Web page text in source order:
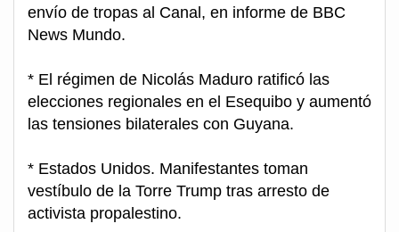
envío de tropas al Canal, en informe de BBC
News Mundo.
* El régimen de Nicolás Maduro ratificó las
elecciones regionales en el Esequibo y aumentó
las tensiones bilaterales con Guyana.
* Estados Unidos. Manifestantes toman
vestíbulo de la Torre Trump tras arresto de
activista propalestino.